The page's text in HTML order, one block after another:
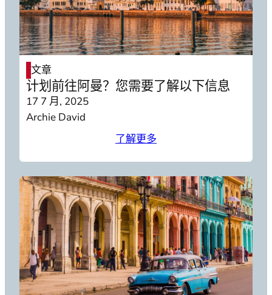
文章
计划前往阿曼？您需要了解以下信息
17 7 月, 2025
Archie David
了解更多